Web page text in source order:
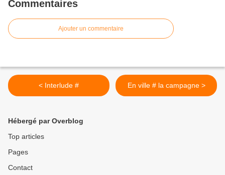
Commentaires
Ajouter un commentaire
< Interlude # En ville # la campagne >
Hébergé par Overblog
Top articles
Pages
Contact